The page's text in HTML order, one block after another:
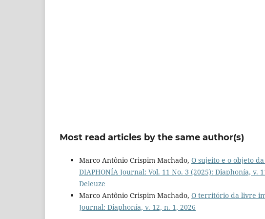
Most read articles by the same author(s)
Marco Antônio Crispim Machado, O sujeito e o objeto
DIAPHONÍA Journal: Vol. 11 No. 3 (2025): Diaphonía, v.
Deleuze
Marco Antônio Crispim Machado, O território da livre
Journal: Diaphonía, v. 12, n. 1, 2026